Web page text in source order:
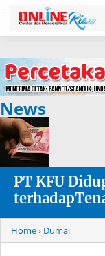
News
PT KFU
Home› Dumai